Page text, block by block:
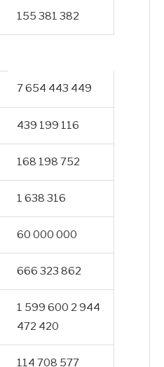
155 381 382
7 654 443 449
439 199 116
168 198 752
1 638 316
60 000 000
666 323 862
1 599 600 2 944
472 420
114 708 577